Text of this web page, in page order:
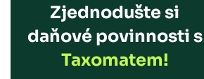
Zjednodušte si
daňové povinnosti s
Taxomatem!